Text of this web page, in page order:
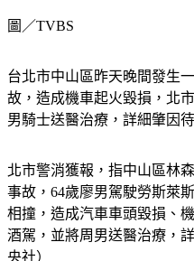
圖／TVBS
台北市中山區昨天晚間發生
故，造成機車起火毀損，北
男騎士送醫治療，詳細肇因
北市警消獲報，指中山區林
事故，64歲廖男駕駛勞斯萊
相撞，造成汽車車頭毀損、
酒駕，並將周男送醫治療，
央社）